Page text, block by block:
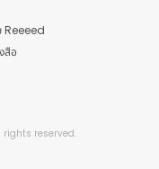
Reeeed
สือ
rights reserved.